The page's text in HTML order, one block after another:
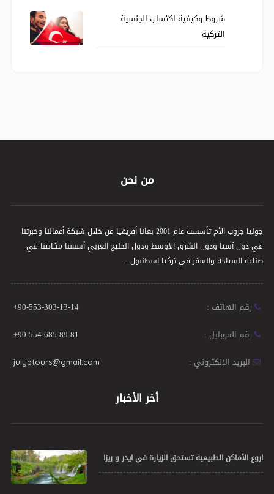
شروط وكيفية اكتساب الجنسية
التركية
من نحن
جوليا جروب الأم تأسست عام 2001 بغانا أفريقيا من خلال شبكة أعمالنا وخبرتنا
في دول آسيا ودول الشرق الأوسط ودول الخليج العربي أسسنا مكانتنا في
صناعة السياحة والسفر في تركيا اسطنبول .
رقم الهاتف :
+90-553-303-13-14
رقم الموبايل :
+90-554-685-89-81
البريد الالكتروني :
julyatours@gmail.com
أخر الأخبار
اروع الأماكن الطبيعية تستحق الزيارة في ايدر و ريزا